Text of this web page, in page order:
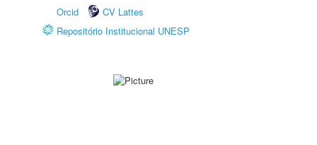
Orcid
CV Lattes
Repositório Institucional UNESP